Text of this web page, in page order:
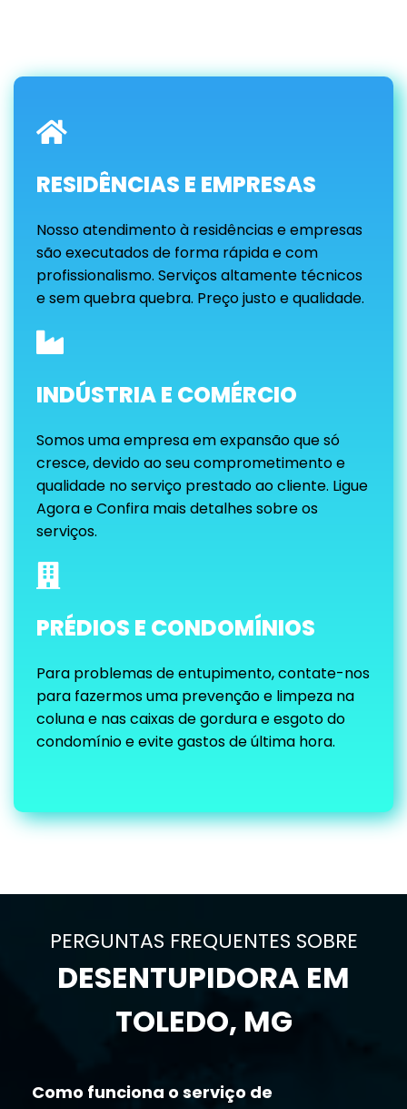
RESIDÊNCIAS E EMPRESAS
Nosso atendimento à residências e empresas
são executados de forma rápida e com
profissionalismo. Serviços altamente técnicos
e sem quebra quebra. Preço justo e qualidade.
INDÚSTRIA E COMÉRCIO
Somos uma empresa em expansão que só
cresce, devido ao seu comprometimento e
qualidade no serviço prestado ao cliente. Ligue
Agora e Confira mais detalhes sobre os
serviços.
PRÉDIOS E CONDOMÍNIOS
Para problemas de entupimento, contate-nos
para fazermos uma prevenção e limpeza na
coluna e nas caixas de gordura e esgoto do
condomínio e evite gastos de última hora.
PERGUNTAS FREQUENTES SOBRE
DESENTUPIDORA EM
TOLEDO, MG
Como funciona o serviço de